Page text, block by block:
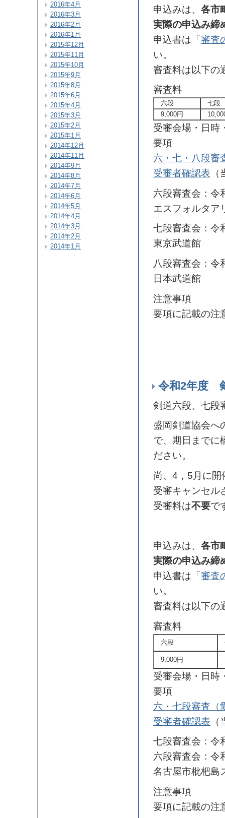
申込みは、 各市
実際の申込み締
申込書は「審査
い。
審査料は以下の
審査料
六段
七段
9,000円
受審会場・日時
要項
六・七・八段審
受審者確認表
六段審査会：令
エスフォルタア
七段審査会：令
東京武道館
八段審査会：令
日本武道館
注意事項
要項に記載の注
令和2年度
剣道六段、七段
盛岡剣道協会へ
で、期日までに
ださい。
尚、4，5月に
受審キャンセル
受審料は不要で
申込みは、 各市
実際の申込み締
申込書は「 審査
い。
審査料は以下の
審査料
六段
9,000円
受審会場・日時
要項
六・七段審査（
受審者確認表
七段審査会：令
六段審査会：令
名古屋市枇杷島
注意事項
要項に記載の注
2016年4月
2016年3月
2016年2月
2016年1月
2015年12月
2015年11月
2015年10月
2015年9月
2015年8月
2015年6月
2015年4月
2015年3月
2015年2月
2015年1月
2014年12月
2014年11月
2014年9月
2014年8月
2014年7月
2014年6月
2014年5月
2014年4月
2014年3月
2014年2月
2014年1月